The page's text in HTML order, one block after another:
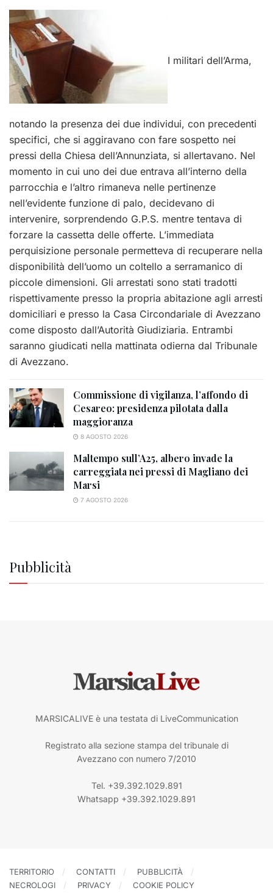
I militari dell’Arma,
notando la presenza dei due individui, con precedenti
specifici, che si aggiravano con fare sospetto nei
pressi della Chiesa dell’Annunziata, si allertavano. Nel
momento in cui uno dei due entrava all’interno della
parrocchia e l’altro rimaneva nelle pertinenze
nell’evidente funzione di palo, decidevano di
intervenire, sorprendendo G.P.S. mentre tentava di
forzare la cassetta delle offerte. L’immediata
perquisizione personale permetteva di recuperare nella
disponibilità dell’uomo un coltello a serramanico di
piccole dimensioni. Gli arrestati sono stati tradotti
rispettivamente presso la propria abitazione agli arresti
domiciliari e presso la Casa Circondariale di Avezzano
come disposto dall’Autorità Giudiziaria. Entrambi
saranno giudicati nella mattinata odierna dal Tribunale
di Avezzano.
Commissione di vigilanza, l’affondo di
Cesareo: presidenza pilotata dalla
maggioranza
8 AGOSTO 2026
Maltempo sull’A25, albero invade la
carreggiata nei pressi di Magliano dei
Marsi
7 AGOSTO 2026
Pubblicità
MARSICALIVE è una testata di LiveCommunication
Registrato alla sezione stampa del tribunale di
Avezzano con numero 7/2010
Tel. +39.392.1029.891
Whatsapp +39.392.1029.891
TERRITORIO CONTATTI
PUBBLICITÀ
NECROLOGI
PRIVACY COOKIE POLICY